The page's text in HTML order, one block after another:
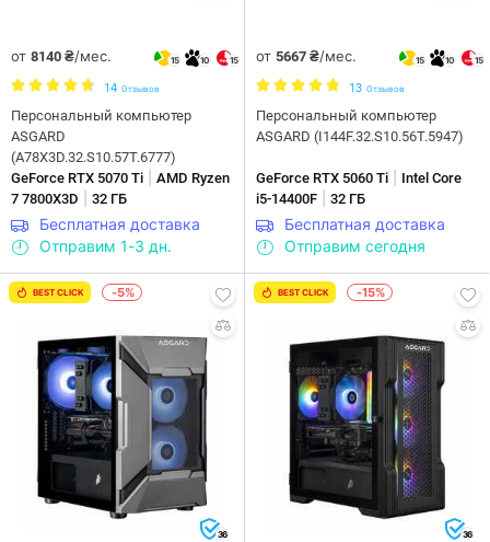
от 8140 ₴/мес. 15 10 15
14 Отзывов
Персональный компьютер
ASGARD
(A78X3D.32.S10.57T.6777)
GeForce RTX 5070 Ti
AMD Ryzen
7 7800X3D
32 ГБ
Бесплатная доставка
Отправим 1-3 дн.
от 5667 ₴/мес. 15 10 15
13 Отзывов
Персональный компьютер
ASGARD (I144F.32.S10.56T.5947)
GeForce RTX 5060 Ti
Intel Core
i5-14400F
32 ГБ
Бесплатная доставка
Отправим сегодня
BEST CLICK -5%
36
BEST CLICK -15%
36